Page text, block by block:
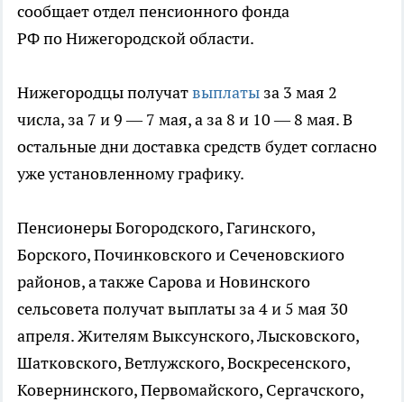
сообщает отдел пенсионного фонда
РФ по Нижегородской области.
Нижегородцы получатвыплаты за 3 мая 2
числа, за 7 и 9 — 7 мая, а за 8 и 10 — 8 мая. В
остальные дни доставка средств будет согласно
уже установленному графику.
Пенсионеры Богородского, Гагинского,
Борского, Починковского и Сеченовскиого
районов, а также Сарова и Новинского
сельсовета получат выплаты за 4 и 5 мая 30
апреля. Жителям Выксунского, Лысковского,
Шатковского, Ветлужского, Воскресенского,
Ковернинского, Первомайского, Сергачского,